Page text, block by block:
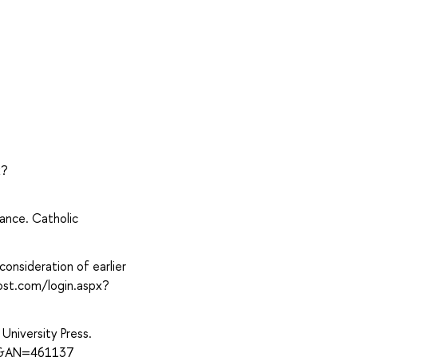
Catholic
of earlier
login.aspx?
Press.